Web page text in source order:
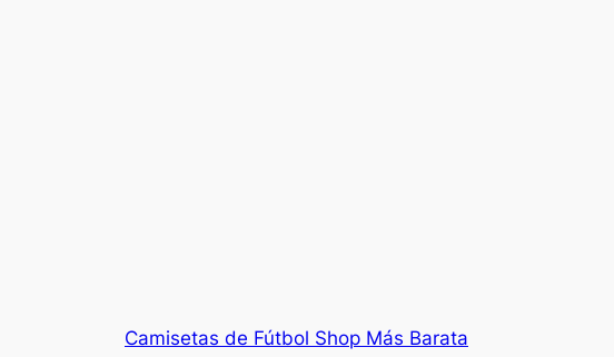
Camisetas de Fútbol Shop Más Barata